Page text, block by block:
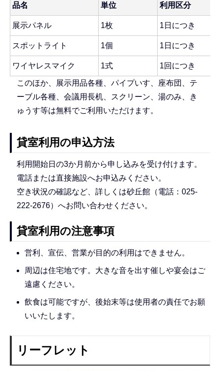
品名 単位 利用区分
展示パネル 1枚 1日につき
スポットライト 1個 1日につき
ワイヤレスマイク 1式 1回につき
このほか、展示用品各種、パイプいす、座布団、テ
ーブル各種、会議用長机、スクリーン、湯のみ、き
ゅうす等は無料でご利用いただけます。
貸室利用の申込方法
利用開始日の3か月前から申し込みを受け付けます。
電話または直接施設へお申込みください。
空き状況の確認など、詳しくは砂丘館（電話：025-
222-2676）へお問い合わせください。
貸室利用の注意事項
営利、宣伝、営業が目的の利用はできません。
周辺は住宅地です。大きな音を出す催しや宴会はご
遠慮ください。
飲食は可能ですが、後始末等は使用者の責任でお願
いいたします。
リーフレット